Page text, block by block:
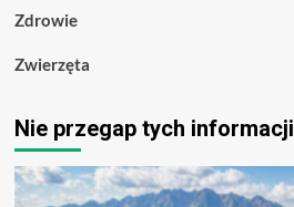
Zdrowie
Zwierzęta
Nie przegap tych informacji